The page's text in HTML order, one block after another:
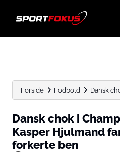
Forside Fodbold Dansk
Dansk chok i
Kasper Hjulmand
forkerte ben